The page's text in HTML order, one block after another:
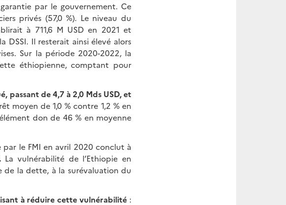
par le gouvernement. Ce
privés (57,0 %). Le niveau du
à 711,6 M USD en 2021 et
DSSI. Il resterait ainsi élevé alors
Sur la période 2020-2022, la
éthiopienne, comptant pour
passant de 4,7 à 2,0 Mds USD, et
moyen de 1,0 % contre 1,2 % en
don de 46 % en moyenne
par le FMI en avril 2020 conclut à
La vulnérabilité de l’Ethiopie en
de la dette, à la surévaluation du
à réduire cette vulnérabilité :